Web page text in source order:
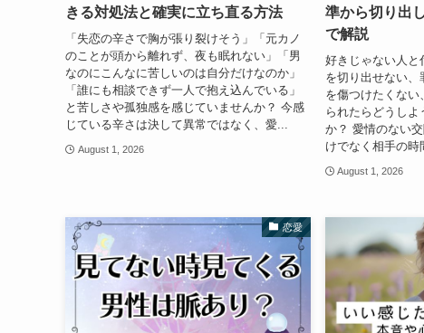
きる対処法と確実に立ち直る方法
「失恋の辛さで胸が張り裂けそう」「元カノ
のことが頭から離れず、夜も眠れない」「男
なのにこんなに苦しいのは自分だけなのか」
「誰にも相談できず一人で抱え込んでいる」
と苦しさや孤独感を感じていませんか？ 今感
じている辛さは決して異常ではなく、愛...
August 1, 2026
準から切り出
で解説
好きじゃない人と
を切り出せない
を傷つけたくない
られたらどうし
か？ 愛情のない
けでなく相手の時
August 1, 2026
恋愛